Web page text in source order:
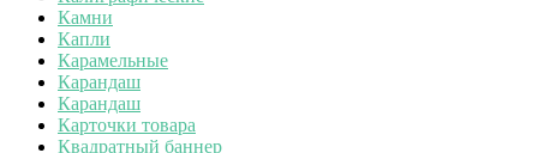
Камни
Капли
Карамельные
Карандаш
Карандаш
Карточки товара
Квадратный баннер